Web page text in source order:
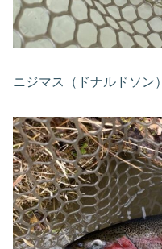
ニジマス（ドナルドソン）